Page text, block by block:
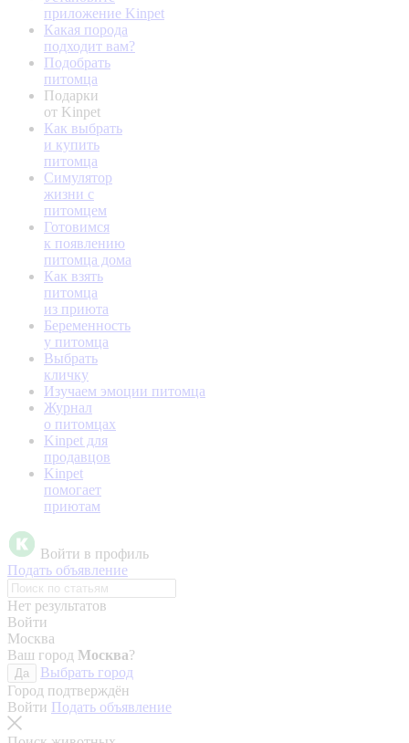
приложение Kinpet
Какая порода
подходит вам?
Подобрать
питомца
Подарки
от Kinpet
Как выбрать
и купить
питомца
Симулятор
жизни с
питомцем
Готовимся
к появлению
питомца дома
Как взять
питомца
из приюта
Беременность
у питомца
Выбрать
кличку
Изучаем эмоции питомца
Журнал
о питомцах
Kinpet для
продавцов
Kinpet
помогает
приютам
Войти в профиль
Подать объявление
Нет результатов
Войти
Москва
Ваш город Москва?
Да
Выбрать город
Город подтверждён
Войти Подать объявление